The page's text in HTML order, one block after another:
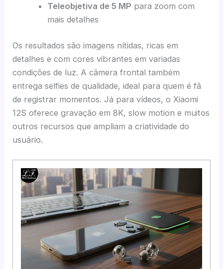
Teleobjetiva de 5 MP para zoom com
mais detalhes
Os resultados são imagens nítidas, ricas em
detalhes e com cores vibrantes em variadas
condições de luz. A câmera frontal também
entrega selfies de qualidade, ideal para quem é fã
de registrar momentos. Já para vídeos, o Xiaomi
12S oferece gravação em 8K, slow motion e muitos
outros recursos que ampliam a criatividade do
usuário.